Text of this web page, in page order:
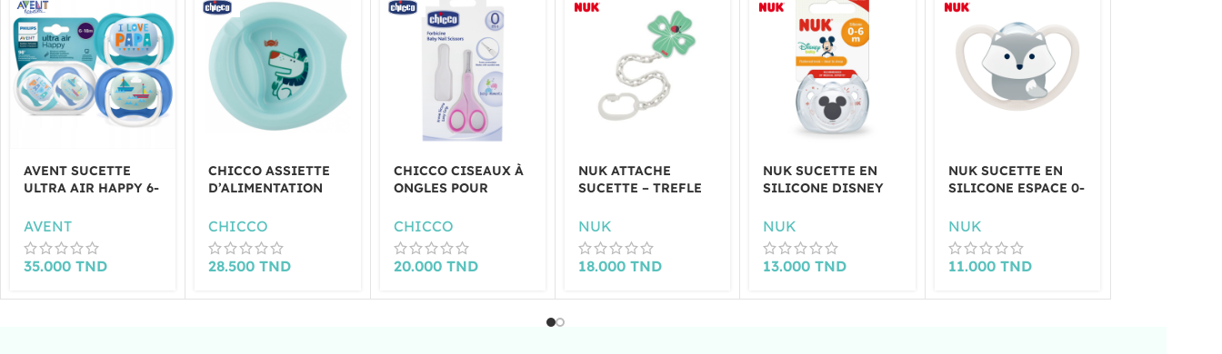
AVENT SUCETTE
ULTRA AIR HAPPY 6-
AVENT
35.000 TND
CHICCO ASSIETTE
D’ALIMENTATION
CHICCO
28.500TND
CHICCO CISEAUX À
ONGLES POUR
CHICCO
20.000 TND
NUK ATTACHE
SUCETTE – TREFLE
NUK
18.000 TND
NUK SUCETTE EN
SILICONE DISNEY
NUK
13.000TND
NUK SUCETTE EN
SILICONE ESPACE 0-
NUK
11.000 TND